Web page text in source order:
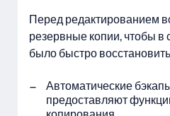
Перед редактированием
резервные копии, чтобы
было быстро
Автоматические
предоставляют